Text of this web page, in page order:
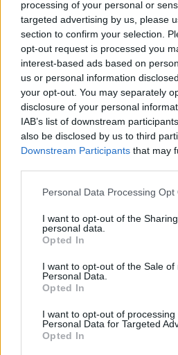
processing of your personal or
targeted advertising by us, please
section to confirm your selection.
opt-out request is processed you
interest-based ads based on
us or personal information
your opt-out. You may separately
disclosure of your personal
IAB’s list of downstream
also be disclosed by us to third
Downstream Participants that may
Personal Data Processing Opt
I want to opt-out of the
personal data.
Opted In
I want to opt-out of the Sale of
Personal Data.
Opted In
I want to opt-out of processing
Personal Data for Targeted
Opted In